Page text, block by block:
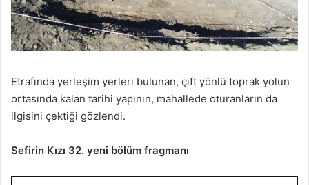
Etrafında yerleşim yerleri bulunan, çift yönlü toprak yolun
ortasında kalan tarihi yapının, mahallede oturanların da
ilgisini çektiği gözlendi.
Sefirin Kızı 32. yeni bölüm fragmanı